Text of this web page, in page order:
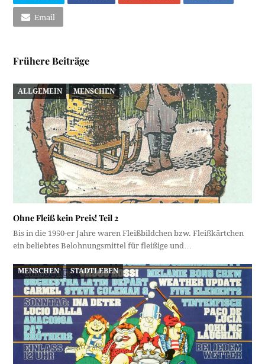
Email
Frühere Beiträge
ALLGEMEIN MENSCHEN
Ohne Fleiß kein Preis! Teil 2
Bis in die 1950-er Jahre waren Fleißbildchen bzw. Fleißkärtchen
ein beliebtes Belohnungsmittel für fleißige und…
MENSCHEN STADTLEBEN